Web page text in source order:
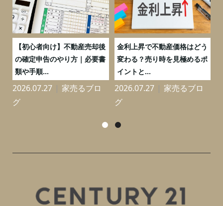
【初心者向け】不動産売却後
の確定申告のやり方｜必要書
類や手順...
2026.07.27
家売るブロ
グ
金利上昇で不動産価格はどう
変わる？売り時を見極めるポ
イントと...
2026.07.27
家売るブロ
グ